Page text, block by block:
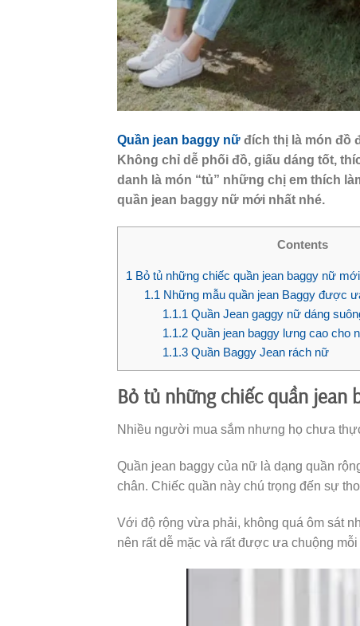
Quần jean baggy nữ đích thị là món đồ
Không chỉ dễ phối đồ, giấu dáng tốt,
danh là món “tủ” những chị em thích
quần jean baggy nữ mới nhất nhé.
Contents
1 Bỏ tủ những chiếc quần jean baggy nữ
1.1 Những mẫu quần jean Baggy được
1.1.1 Quần Jean gaggy nữ dáng
1.1.2Quần jean baggy lưng cao cho
1.1.3Quần Baggy Jean rách nữ
Bỏ tủ những chiếc quần jean
Nhiều người mua sắm nhưng họ chưa
Quần jean baggy của nữ là dạng quần
chân. Chiếc quần này chú trọng đến sự
Với độ rộng vừa phải, không quá ôm sát
nên rất dễ mặc và rất được ưa chuộng